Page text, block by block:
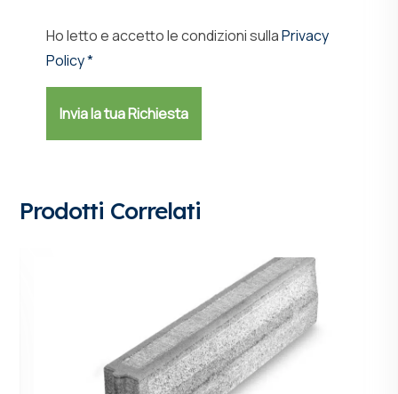
Ho letto e accetto le condizioni sullaPrivacy
Policy *
Prodotti Correlati